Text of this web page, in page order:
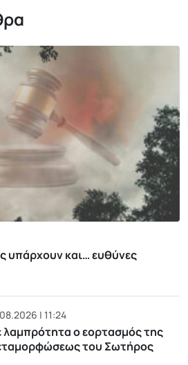
υπάρχουν και… ευθύνες
| 11:24
λαμπρότητα ο εορτασμός της
του Σωτήρος